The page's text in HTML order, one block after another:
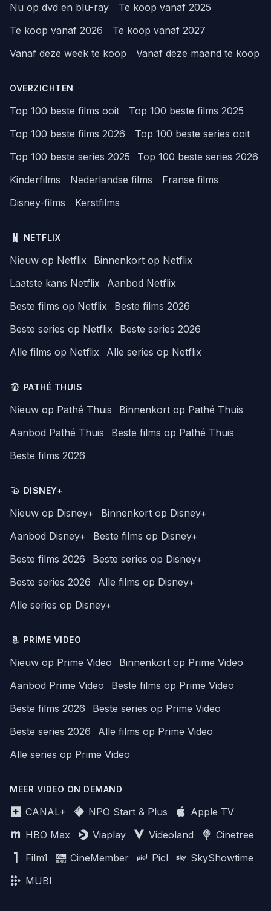
Nu op dvd en blu-ray
Te koop vanaf 2025
Te koop vanaf 2026
Te koop vanaf 2027
Vanaf deze week te koop
Vanaf deze maand te koop
OVERZICHTEN
Top 100 beste films ooit
Top 100 beste films 2025
Top 100 beste films 2026
Top 100 beste series ooit
Top 100 beste series 2025
Top 100 beste series 2026
Kinderfilms
Nederlandse films
Franse films
Disney-films
Kerstfilms
NETFLIX
Nieuw op Netflix
Binnenkort op Netflix
Laatste kans Netflix
Aanbod Netflix
Beste films op Netflix
Beste films 2026
Beste series op Netflix
Beste series 2026
Alle films op Netflix
Alle series op Netflix
PATHÉ THUIS
Nieuw op Pathé Thuis
Binnenkort op Pathé Thuis
Aanbod Pathé Thuis
Beste films op Pathé Thuis
Beste films 2026
DISNEY+
Nieuw op Disney+
Binnenkort op Disney+
Aanbod Disney+
Beste films op Disney+
Beste films 2026
Beste series op Disney+
Beste series 2026
Alle films op Disney+
Alle series op Disney+
PRIME VIDEO
Nieuw op Prime Video
Binnenkort op Prime Video
Aanbod Prime Video
Beste films op Prime Video
Beste films 2026
Beste series op Prime Video
Beste series 2026
Alle films op Prime Video
Alle series op Prime Video
MEER VIDEO ON DEMAND
CANAL+ NPO Start & Plus
Apple TV
HBO Max
Viaplay Videoland
Cinetree
Film1
CineMember Picl
SkyShowtime
MUBI